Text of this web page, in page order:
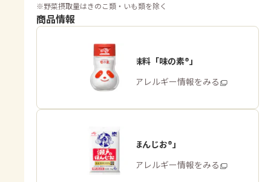
※野菜摂取量はきのこ類・いも類を除く
商品情報
うま味調味料「味の素®」
商品・アレルギー情報をみる
「瀬戸のほんじお®」
商品・アレルギー情報をみる